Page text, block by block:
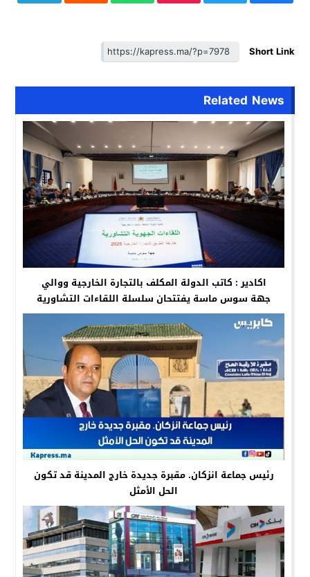
Short Link
Related News
اكادير : كاتب الدولة المكلف بالتجارة الخارجية ووالي
جهة سوس ماسة يفتتحان سلسلة اللقاءات التشاورية
الجهوية في مجال التجارة الخارجية وإنعاش الصادرات
رئيس جماعة انزكان. مقبرة جديدة خارج المدينة قد تكون
الحل الأمثل